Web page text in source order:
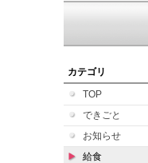
カテゴリ
TOP
できごと
お知らせ
給食